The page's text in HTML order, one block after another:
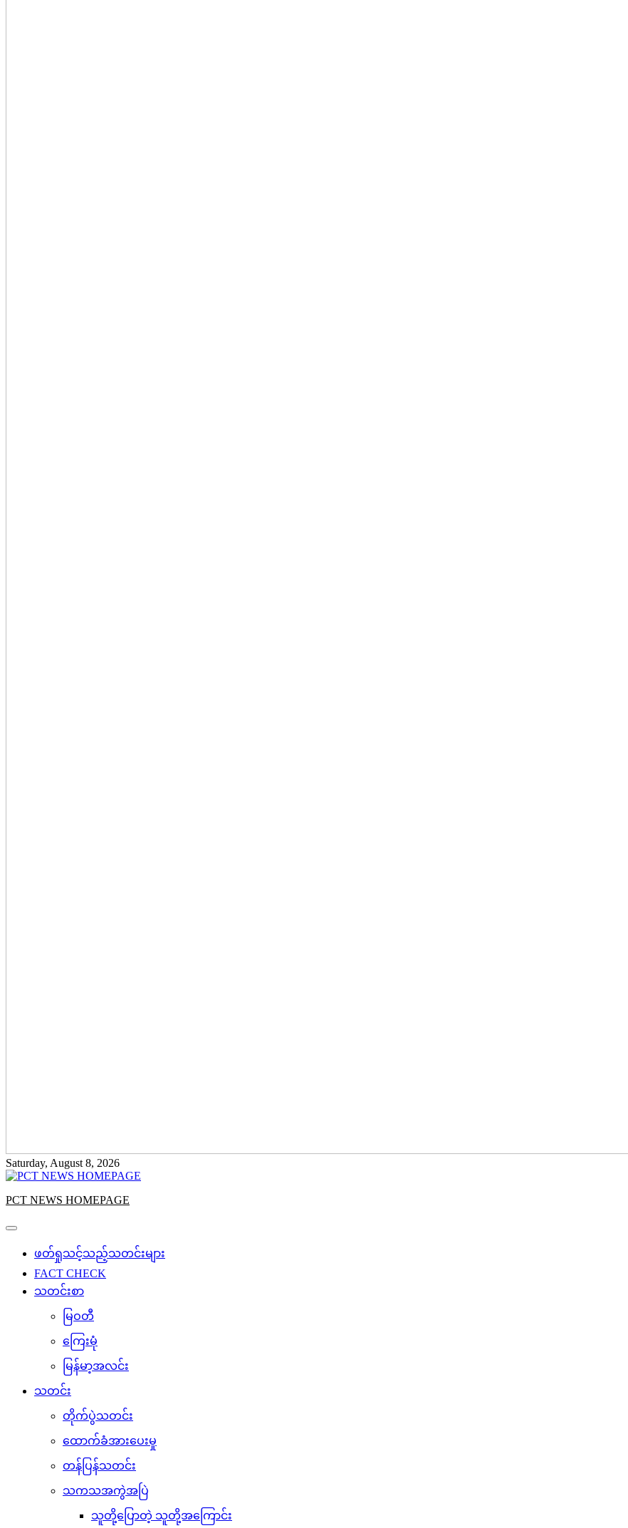
Saturday, August 8, 2026
PCT NEWS HOMEPAGE
ဖတ်ရှုသင့်သည့်သတင်းများ
FACT CHECK
သတင်းစာ
မြဝတီ
ကြေးမုံ
မြန်မာ့အလင်း
သတင်း
တိုက်ပွဲသတင်း
ထောက်ခံအားပေးမှု
တန်ပြန်သတင်း
သကသအကွဲအပြဲ
သူတို့ပြောတဲ့ သူတို့အကြောင်း